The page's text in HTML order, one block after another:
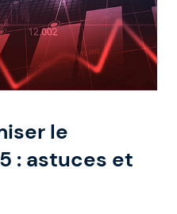
le
: astuces et